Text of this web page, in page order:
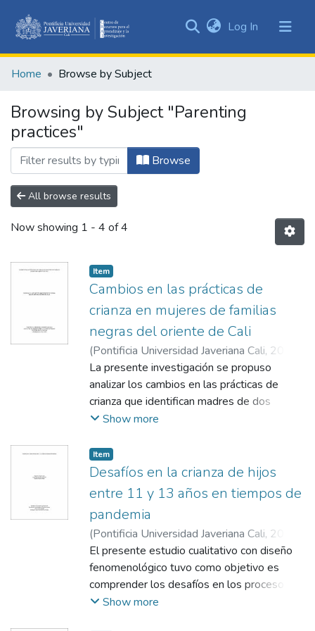
&
All of DSpace
Log In (current)
Home Browse by Subject
Browsing by Subject "Parenting
practices"
Browse
All browse results
Now showing 1 - 4 of 4
Item
Cambios en las prácticas de
crianza en mujeres de familias
negras del oriente de Cali
(Pontificia Universidad Javeriana Cali, 2023
Millán Castro, Daniela;Ortiz Zúñiga, Ana
Sofía;Zamora Criollo, Liseth Dayana ;Cuenca
Morales, James
La presente investigación se propuso
analizar los cambios en las prácticas de
crianza que identifican madres de dos
generaciones (abuelas e hijas) de familias
muestra se conformó por 6 participantes de
tres familias, tres abuelas y tres madres
(una por cada familia), donde las abuelas
vivieron un proceso de migración desde el
Pacífico colombiano. Este estudio es
cualitativo y se realizó bajo un diseño
narrativo; se recolectó la información por
medio de dos entrevistas
semiestructuradas elaboradas a partir de la
revisión bibliográfica y la identificación de
Show more
Item
Desafíos en la crianza de hijos
entre 11 y 13 años en tiempos de
pandemia
(Pontificia Universidad Javeriana Cali, 2021
Ángel López, Alejandro;Bazante Guerrero,
Laura Sofía;Hoyos Orrego, Daniela; Peláez
Lozano, María del Socorro
El presente estudio cualitativo con diseño
fenomenológico tuvo como objetivo es
comprender los desafíos en los procesos
de crianza que reconocen padres de familia
Show more